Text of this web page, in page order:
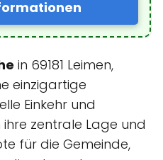
in 69181 Leimen,
einzigartige
Einkehr und
zentrale Lage und
für die Gemeinde,